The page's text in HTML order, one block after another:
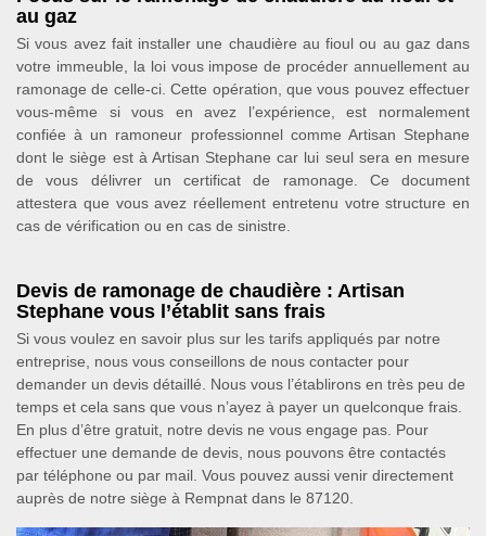
au gaz
Si vous avez fait installer une chaudière au fioul ou au gaz dans
votre immeuble, la loi vous impose de procéder annuellement au
ramonage de celle-ci. Cette opération, que vous pouvez effectuer
vous-même si vous en avez l’expérience, est normalement
confiée à un ramoneur professionnel comme Artisan Stephane
dont le siège est à Artisan Stephane car lui seul sera en mesure
de vous délivrer un certificat de ramonage. Ce document
attestera que vous avez réellement entretenu votre structure en
cas de vérification ou en cas de sinistre.
Devis de ramonage de chaudière : Artisan
Stephane vous l’établit sans frais
Si vous voulez en savoir plus sur les tarifs appliqués par notre
entreprise, nous vous conseillons de nous contacter pour
demander un devis détaillé. Nous vous l’établirons en très peu de
temps et cela sans que vous n’ayez à payer un quelconque frais.
En plus d’être gratuit, notre devis ne vous engage pas. Pour
effectuer une demande de devis, nous pouvons être contactés
par téléphone ou par mail. Vous pouvez aussi venir directement
auprès de notre siège à Rempnat dans le 87120.